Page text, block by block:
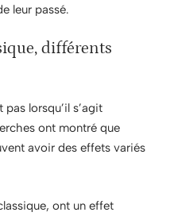
leur passé.
différents
lorsqu’il s’agit
ont montré que
avoir des effets variés
ont un effet